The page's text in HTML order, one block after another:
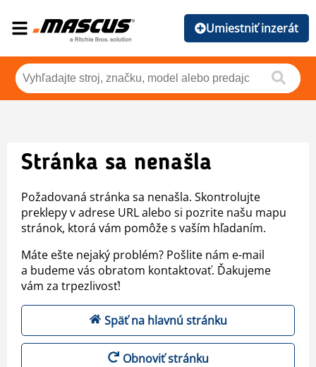
Umiestniť inzerát
Stránka sa nenašla
Požadovaná stránka sa nenašla. Skontrolujte
preklepy v adrese URL alebo si pozrite našu mapu
stránok, ktorá vám pomôže s vaším hľadaním.
Máte ešte nejaký problém? Pošlite nám e-mail
a budeme vás obratom kontaktovať. Ďakujeme
vám za trpezlivosť!
Späť na hlavnú stránku
Obnoviť stránku